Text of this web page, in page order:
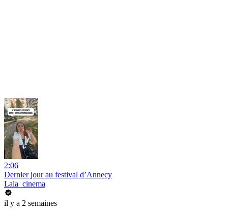
2:06
Dernier jour au festival d’Annecy
Lala_cinema
il y a 2 semaines